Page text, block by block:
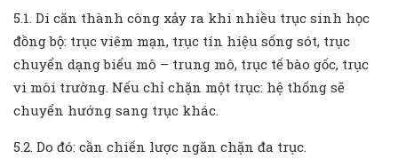
5.1. Di căn thành công xảy ra khi nhiều trục sinh học
đồng bộ: trục viêm mạn, trục tín hiệu sống sót, trục
chuyển dạng biểu mô – trung mô, trục tế bào gốc, trục
vi môi trường. Nếu chỉ chặn một trục: hệ thống sẽ
chuyển hướng sang trục khác.
5.2. Do đó: cần chiến lược ngăn chặn đa trục.